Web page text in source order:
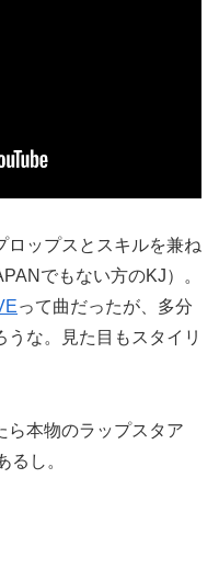
ロップスとスキルを兼ね
でもない方のKJ）。
って曲だったが、多分
な。見た目もスタイリ
ら本物のラップスタア
るし。